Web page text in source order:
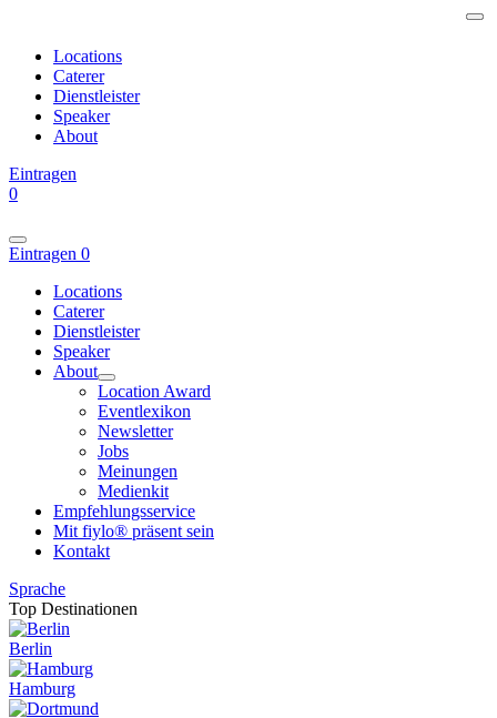
Locations
Caterer
Dienstleister
Speaker
About
Eintragen
0
Eintragen 0
Locations
Caterer
Dienstleister
Speaker
About
Location Award
Eventlexikon
Newsletter
Jobs
Meinungen
Medienkit
Empfehlungsservice
Mit fiylo® präsent sein
Kontakt
Sprache
Top Destinationen
Berlin
Hamburg